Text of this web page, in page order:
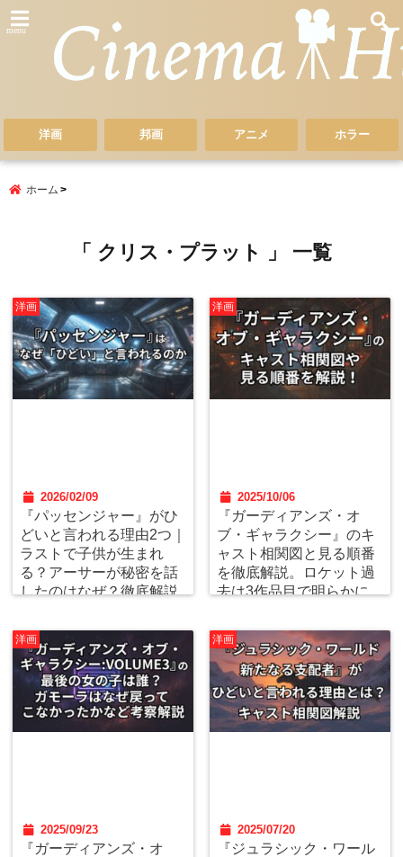
menu
洋画 邦画 アニメ ホラー
ホーム
「 クリス・プラット 」 一覧
洋画
2026/02/09
『パッセンジャー』がひ
どいと言われる理由2つ｜
ラストで子供が生まれ
る？アーサーが秘密を話
したのはなぜ？徹底解説
洋画
2025/10/06
『ガーディアンズ・オ
ブ・ギャラクシー』のキ
ャスト相関図と見る順番
を徹底解説。ロケット過
去は3作品目で明らかに。
洋画
2025/09/23
『ガーディアンズ・オ
洋画
2025/07/20
『ジュラシック・ワール